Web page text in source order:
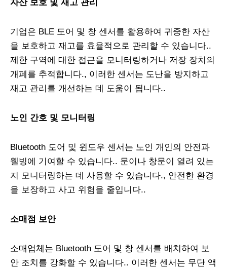
자산 보호 및 재고 관리
기업은 BLE 도어 및 창 센서를 활용하여 귀중한 자산
을 보호하고 재고를 효율적으로 관리할 수 있습니다..
제한 구역에 대한 접근을 모니터링하거나 저장 장치의
개폐를 추적합니다., 이러한 센서는 도난을 방지하고
재고 관리를 개선하는 데 도움이 됩니다..
노인 간호 및 모니터링
Bluetooth 도어 및 윈도우 센서는 노인 개인의 안전과
웰빙에 기여할 수 있습니다.. 문이나 창문이 열려 있는
지 모니터링하는 데 사용할 수 있습니다., 안전한 환경
을 보장하고 사고 위험을 줄입니다..
소매점 보안
소매업체는 Bluetooth 도어 및 창 센서를 배치하여 보
안 조치를 강화할 수 있습니다.. 이러한 센서는 무단 액